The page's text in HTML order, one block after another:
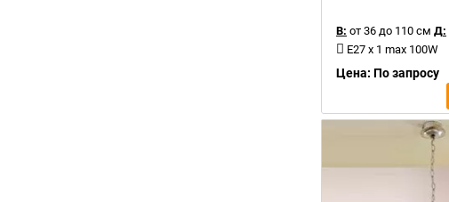
В: от 36 до 110 см Д:
E27 x 1 max 100W
Цена: По запросу